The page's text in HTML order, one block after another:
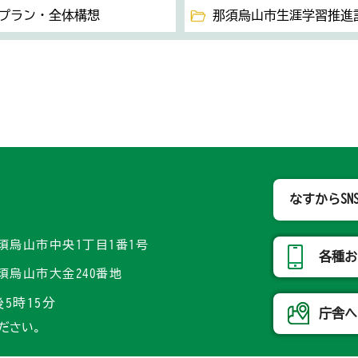
ラン・全体構想 那須烏山市生涯学習推進
烏山市中央1丁目1番1号
烏山市大金240番地
5時15分
さい。
なすから
各種
庁舎